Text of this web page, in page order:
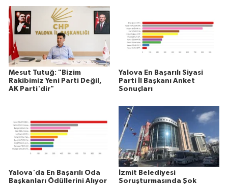
Mesut Tutuğ: "Bizim
Rakibimiz Yeni Parti Değil,
AK Parti'dir"
Yalova En Başarılı Siyasi
Parti İl Başkanı Anket
Sonuçları
Yalova'da En Başarılı Oda
Başkanları Ödüllerini Alıyor
İzmit Belediyesi
Soruşturmasında Şok